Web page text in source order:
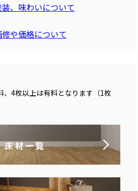
、味わいについて
や価格について
、4枚以上は有料となります（1枚